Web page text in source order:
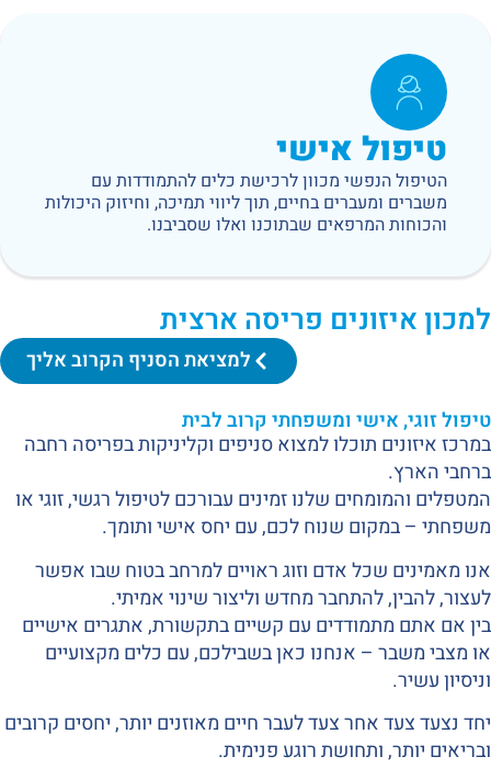
טיפול אישי
הטיפול הנפשי מכוון לרכישת כלים להתמודדות עם
משברים ומעברים בחיים, תוך ליווי תמיכה, וחיזוק היכולות
והכוחות המרפאים שבתוכנו ואלו שסביבנו.
למכון איזונים פריסה ארצית
למציאת הסניף הקרוב אליך
טיפול זוגי, אישי ומשפחתי קרוב לבית
במרכז איזונים תוכלו למצוא סניפים וקליניקות בפריסה רחבה
ברחבי הארץ.
המטפלים והמומחים שלנו זמינים עבורכם לטיפול רגשי, זוגי או
משפחתי – במקום שנוח לכם, עם יחס אישי ותומך.
אנו מאמינים שכל אדם וזוג ראויים למרחב בטוח שבו אפשר
לעצור, להבין, להתחבר מחדש וליצור שינוי אמיתי.
בין אם אתם מתמודדים עם קשיים בתקשורת, אתגרים אישיים
או מצבי משבר – אנחנו כאן בשבילכם, עם כלים מקצועיים
וניסיון עשיר.
יחד נצעד צעד אחר צעד לעבר חיים מאוזנים יותר, יחסים קרובים
ובריאים יותר, ותחושת רוגע פנימית.